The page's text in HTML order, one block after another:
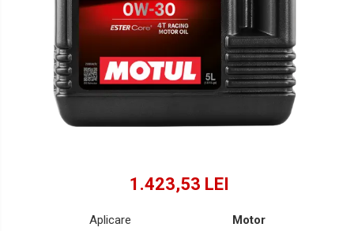
1.423,53 LEI
Aplicare
Motor